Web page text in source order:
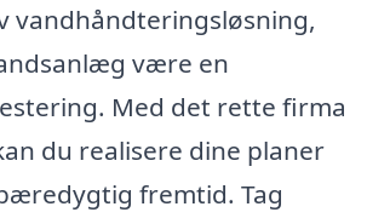
vandhåndteringsløsning,
være en
Med det rette firma
du realisere dine planer
fremtid. Tag